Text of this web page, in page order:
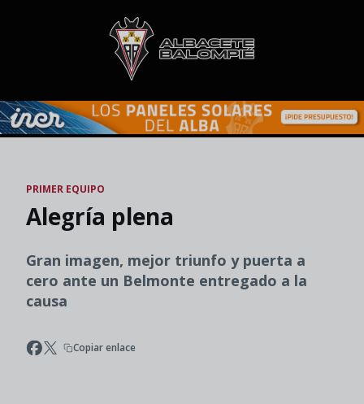
Skip to main content
PRIMER EQUIPO
Alegría plena
Gran imagen, mejor triunfo y puerta a
cero ante un Belmonte entregado a la
causa
Copiar enlace